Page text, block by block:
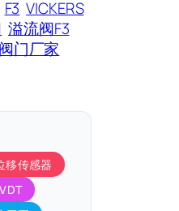
F3 VICKERS
溢流阀F3
阀门厂家
移传感器